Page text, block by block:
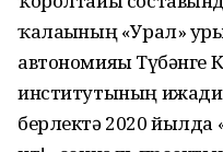
ҡалаһының «Урал»
автономияһы
институтының
берлектә 2020